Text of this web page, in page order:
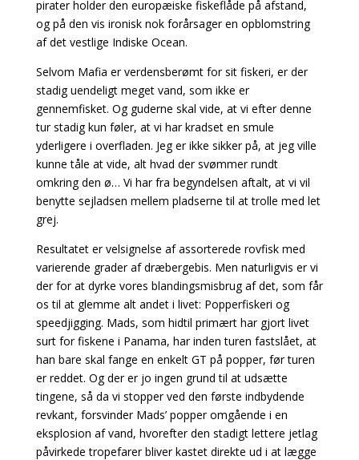
pirater holder den europæiske fiskeflåde på afstand,
og på den vis ironisk nok forårsager en opblomstring
af det vestlige Indiske Ocean.
Selvom Mafia er verdensberømt for sit fiskeri, er der
stadig uendeligt meget vand, som ikke er
gennemfisket. Og guderne skal vide, at vi efter denne
tur stadig kun føler, at vi har kradset en smule
yderligere i overfladen. Jeg er ikke sikker på, at jeg ville
kunne tåle at vide, alt hvad der svømmer rundt
omkring den ø… Vi har fra begyndelsen aftalt, at vi vil
benytte sejladsen mellem pladserne til at trolle med let
grej.
Resultatet er velsignelse af assorterede rovfisk med
varierende grader af dræbergebis. Men naturligvis er vi
der for at dyrke vores blandingsmisbrug af det, som får
os til at glemme alt andet i livet: Popperfiskeri og
speedjigging. Mads, som hidtil primært har gjort livet
surt for fiskene i Panama, har inden turen fastslået, at
han bare skal fange en enkelt GT på popper, før turen
er reddet. Og der er jo ingen grund til at udsætte
tingene, så da vi stopper ved den første indbydende
revkant, forsvinder Mads’ popper omgående i en
eksplosion af vand, hvorefter den stadigt lettere jetlag
påvirkede tropefarer bliver kastet direkte ud i at lægge